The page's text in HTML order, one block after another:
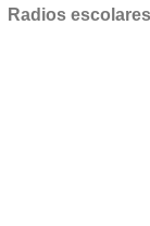
Radios escolares